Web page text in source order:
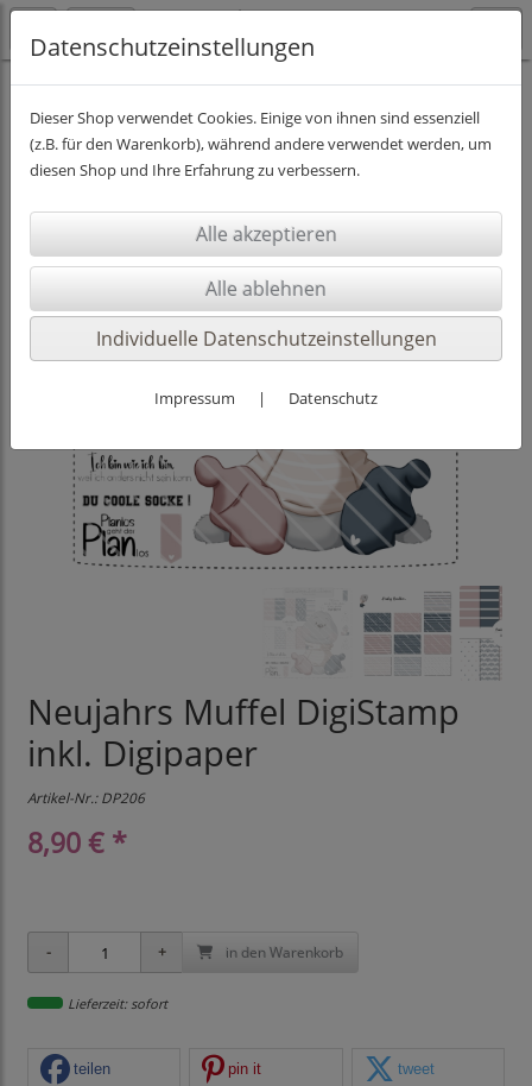
DIGISTAMPS INKL. PAPIER
Neujahrs Muffel DigiStamp
inkl. Digipaper
Artikel-Nr.:DP206
8,90 € *
in den Warenkorb
Lieferzeit: sofort
teilen pin it tweet
Datenschutzeinstellungen
Dieser Shop verwendet Cookies. Einige von ihnen sind essenziell
(z.B. für den Warenkorb), während andere verwendet werden, um
diesen Shop und Ihre Erfahrung zu verbessern.
Individuelle Datenschutzeinstellungen
Impressum | Datenschutz